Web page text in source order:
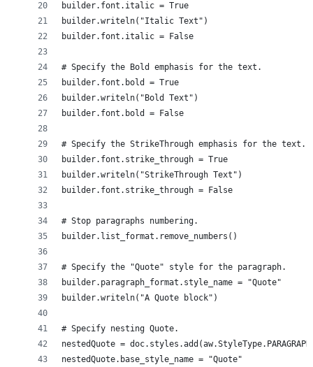
builder.font.italic = True
builder.writeln("Italic Text")
builder.font.italic = False
# Specify the Bold emphasis for the text.
builder.font.bold = True
builder.writeln("Bold Text")
builder.font.bold = False
# Specify the StrikeThrough emphasis for the text.
builder.font.strike_through = True
builder.writeln("StrikeThrough Text")
builder.font.strike_through = False
# Stop paragraphs numbering.
builder.list_format.remove_numbers()
# Specify the "Quote" style for the paragraph.
builder.paragraph_format.style_name = "Quote"
builder.writeln("A Quote block")
# Specify nesting Quote.
nestedQuote =
nestedQuote.base_style_name = "Quote"